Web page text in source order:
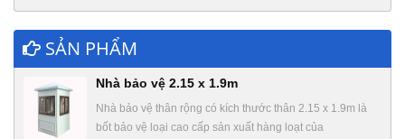
SẢN PHẨM
Nhà bảo vệ 2.15 x 1.9m
Nhà bảo vệ thân rộng có kích thước thân 2.15 x 1.9m là
bốt bảo vệ loại cao cấp sản xuất hàng loạt của